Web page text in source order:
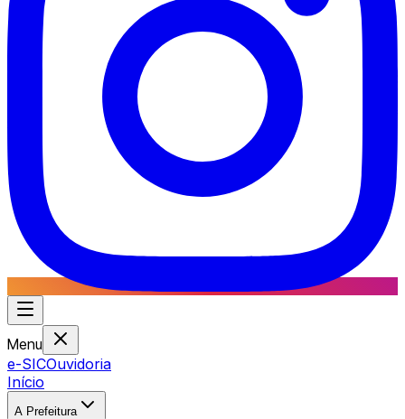
Menu
e-SICOuvidoria
Início
A Prefeitura